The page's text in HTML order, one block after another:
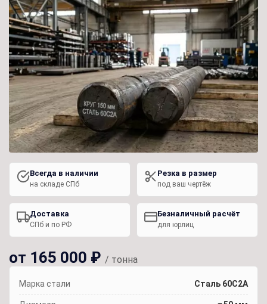
Всегда в наличии
на складе СПб
Резка в размер
под ваш чертёж
Доставка
СПб и по РФ
Безналичный расчёт
для юрлиц
от 165 000 ₽ / тонна
Марка стали Сталь 60С2А